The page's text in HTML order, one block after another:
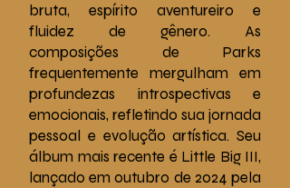
bruta, espírito aventureiro e
fluidez de gênero. As
composições de Parks
frequentemente mergulham em
profundezas introspectivas e
emocionais, refletindo sua jornada
pessoal e evolução artística. Seu
álbum mais recente é Little Big III,
lançado em outubro de 2024 pela